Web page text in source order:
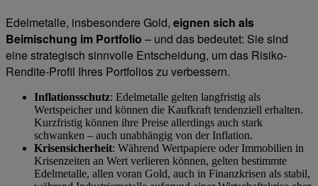
Edelmetalle, insbesondere Gold, eignen sich als
Beimischung im Portfolio – und das bedeutet: Sie sind
eine strategisch sinnvolle Entscheidung, um das Risiko-
Rendite-Profil Ihres Portfolios zu verbessern.
Inflationsschutz: Edelmetalle gelten langfristig als
Wertspeicher und können die Kaufkraft tendenziell erhalten.
Kurzfristig können ihre Preise allerdings auch stark
schwanken – auch unabhängig von der Inflation.
Krisensicherheit: Während Wertpapiere oder Immobilien in
Krisenzeiten an Wert verlieren können, gelten bestimmte
Edelmetalle, allen voran Gold, auch in Finanzkrisen als stabil,